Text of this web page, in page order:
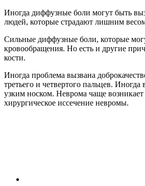
Иногда диффузные боли могут быть
людей, которые страдают лишним
Сильные диффузные боли, которые
кровообращения. Но есть и другие
кости.
Иногда проблема вызвана
третьего и четвертого пальцев.
узким носком. Неврома чаще
хирургическое иссечение невромы.